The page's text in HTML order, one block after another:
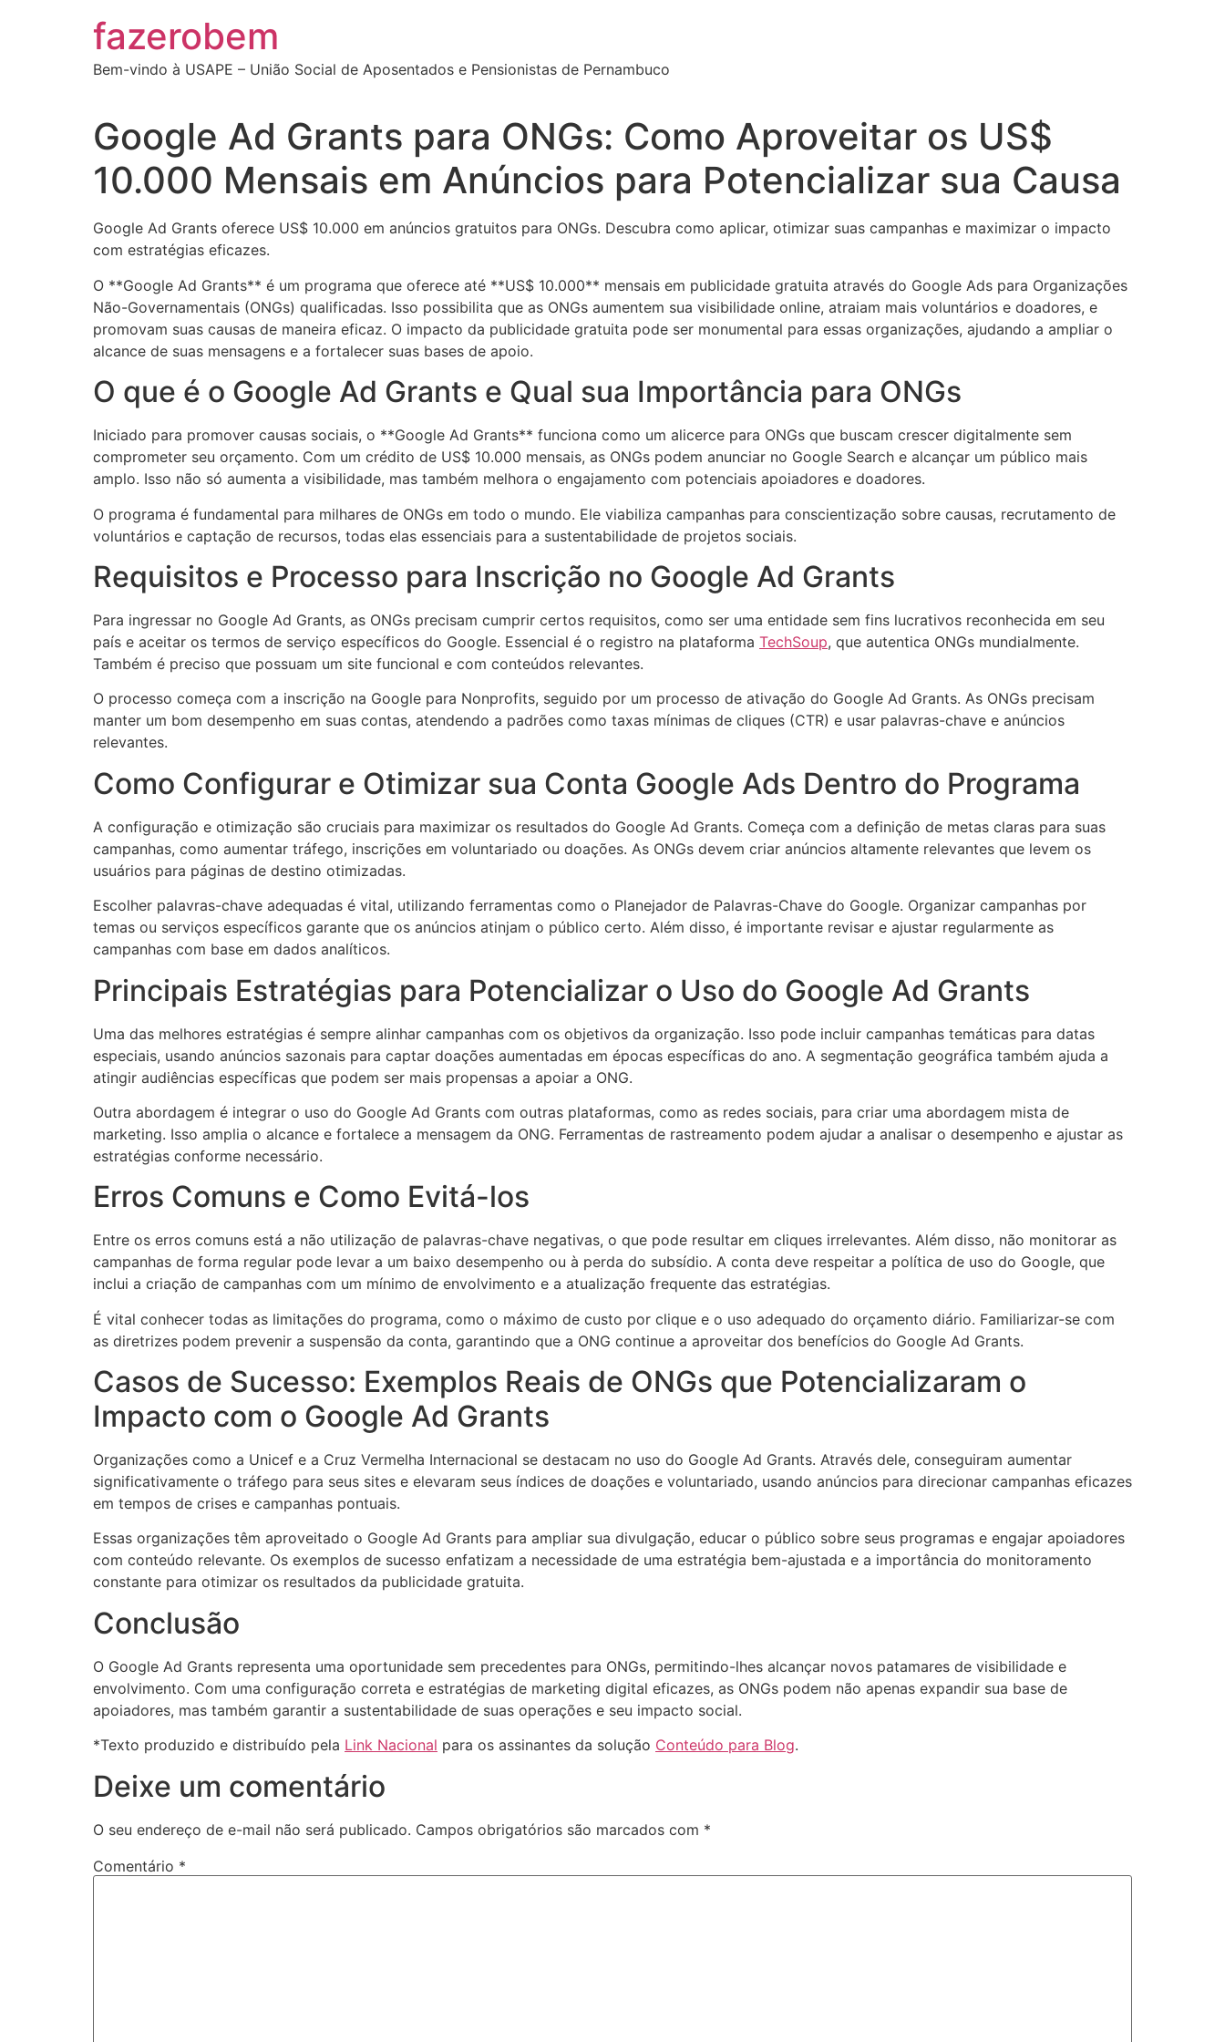
fazerobem
Bem-vindo à USAPE – União Social de Aposentados e Pensionistas de Pernambuco
Google Ad Grants para ONGs: Como Aproveitar os US$
10.000 Mensais em Anúncios para Potencializar sua Causa
Google Ad Grants oferece US$ 10.000 em anúncios gratuitos para ONGs. Descubra como aplicar, otimizar suas campanhas e maximizar o impacto
com estratégias eficazes.
O **Google Ad Grants** é um programa que oferece até **US$ 10.000** mensais em publicidade gratuita através do Google Ads para Organizações
Não-Governamentais (ONGs) qualificadas. Isso possibilita que as ONGs aumentem sua visibilidade online, atraiam mais voluntários e doadores, e
promovam suas causas de maneira eficaz. O impacto da publicidade gratuita pode ser monumental para essas organizações, ajudando a ampliar o
alcance de suas mensagens e a fortalecer suas bases de apoio.
O que é o Google Ad Grants e Qual sua Importância para ONGs
Iniciado para promover causas sociais, o **Google Ad Grants** funciona como um alicerce para ONGs que buscam crescer digitalmente sem
comprometer seu orçamento. Com um crédito de US$ 10.000 mensais, as ONGs podem anunciar no Google Search e alcançar um público mais
amplo. Isso não só aumenta a visibilidade, mas também melhora o engajamento com potenciais apoiadores e doadores.
O programa é fundamental para milhares de ONGs em todo o mundo. Ele viabiliza campanhas para conscientização sobre causas, recrutamento de
voluntários e captação de recursos, todas elas essenciais para a sustentabilidade de projetos sociais.
Requisitos e Processo para Inscrição no Google Ad Grants
Para ingressar no Google Ad Grants, as ONGs precisam cumprir certos requisitos, como ser uma entidade sem fins lucrativos reconhecida em seu
país e aceitar os termos de serviço específicos do Google. Essencial é o registro na plataforma TechSoup, que autentica ONGs mundialmente.
Também é preciso que possuam um site funcional e com conteúdos relevantes.
O processo começa com a inscrição na Google para Nonprofits, seguido por um processo de ativação do Google Ad Grants. As ONGs precisam
manter um bom desempenho em suas contas, atendendo a padrões como taxas mínimas de cliques (CTR) e usar palavras-chave e anúncios
relevantes.
Como Configurar e Otimizar sua Conta Google Ads Dentro do Programa
A configuração e otimização são cruciais para maximizar os resultados do Google Ad Grants. Começa com a definição de metas claras para suas
campanhas, como aumentar tráfego, inscrições em voluntariado ou doações. As ONGs devem criar anúncios altamente relevantes que levem os
usuários para páginas de destino otimizadas.
Escolher palavras-chave adequadas é vital, utilizando ferramentas como o Planejador de Palavras-Chave do Google. Organizar campanhas por
temas ou serviços específicos garante que os anúncios atinjam o público certo. Além disso, é importante revisar e ajustar regularmente as
campanhas com base em dados analíticos.
Principais Estratégias para Potencializar o Uso do Google Ad Grants
Uma das melhores estratégias é sempre alinhar campanhas com os objetivos da organização. Isso pode incluir campanhas temáticas para datas
especiais, usando anúncios sazonais para captar doações aumentadas em épocas específicas do ano. A segmentação geográfica também ajuda a
atingir audiências específicas que podem ser mais propensas a apoiar a ONG.
Outra abordagem é integrar o uso do Google Ad Grants com outras plataformas, como as redes sociais, para criar uma abordagem mista de
marketing. Isso amplia o alcance e fortalece a mensagem da ONG. Ferramentas de rastreamento podem ajudar a analisar o desempenho e ajustar as
estratégias conforme necessário.
Erros Comuns e Como Evitá-los
Entre os erros comuns está a não utilização de palavras-chave negativas, o que pode resultar em cliques irrelevantes. Além disso, não monitorar as
campanhas de forma regular pode levar a um baixo desempenho ou à perda do subsídio. A conta deve respeitar a política de uso do Google, que
inclui a criação de campanhas com um mínimo de envolvimento e a atualização frequente das estratégias.
É vital conhecer todas as limitações do programa, como o máximo de custo por clique e o uso adequado do orçamento diário. Familiarizar-se com
as diretrizes podem prevenir a suspensão da conta, garantindo que a ONG continue a aproveitar dos benefícios do Google Ad Grants.
Casos de Sucesso: Exemplos Reais de ONGs que Potencializaram o
Impacto com o Google Ad Grants
Organizações como a Unicef e a Cruz Vermelha Internacional se destacam no uso do Google Ad Grants. Através dele, conseguiram aumentar
significativamente o tráfego para seus sites e elevaram seus índices de doações e voluntariado, usando anúncios para direcionar campanhas eficazes
em tempos de crises e campanhas pontuais.
Essas organizações têm aproveitado o Google Ad Grants para ampliar sua divulgação, educar o público sobre seus programas e engajar apoiadores
com conteúdo relevante. Os exemplos de sucesso enfatizam a necessidade de uma estratégia bem-ajustada e a importância do monitoramento
constante para otimizar os resultados da publicidade gratuita.
Conclusão
O Google Ad Grants representa uma oportunidade sem precedentes para ONGs, permitindo-lhes alcançar novos patamares de visibilidade e
envolvimento. Com uma configuração correta e estratégias de marketing digital eficazes, as ONGs podem não apenas expandir sua base de
apoiadores, mas também garantir a sustentabilidade de suas operações e seu impacto social.
*Texto produzido e distribuído pela Link Nacional para os assinantes da solução Conteúdo para Blog.
Deixe um comentário
O seu endereço de e-mail não será publicado. Campos obrigatórios são marcados com *
Comentário *